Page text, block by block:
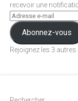
recevoir une
Abonnez-vous
Rejoignez les 3